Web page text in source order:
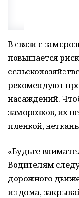
В связи с
повышается
рекомендуют
насаждений.
заморозков, их
пленкой,
«Будьте
Водителям
дорожного
из дома,